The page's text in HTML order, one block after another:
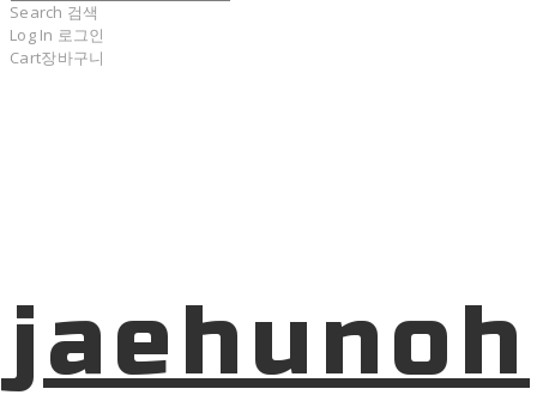
Search 검색
Log In 로그인
Cart장바구니
jaehunoh